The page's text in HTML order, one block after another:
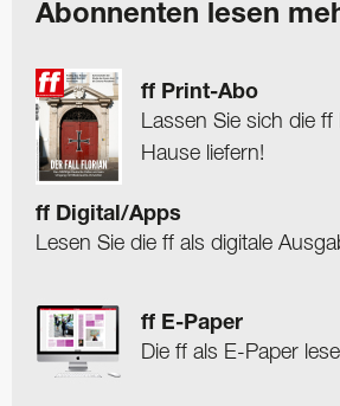
Abonnenten lesen
ff Print-Abo
Lassen Sie sich die
Hause liefern!
ff Digital/Apps
Lesen Sie die ff als digitale
ff E-Paper
Die ff als E-Paper